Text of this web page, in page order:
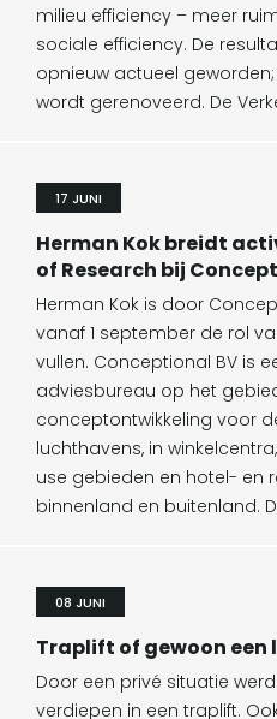
milieu efficiency – meer
sociale efficiency. De
opnieuw actueel
wordt gerenoveerd. De
17 JUNI
Herman Kok breidt
of Research bij
Herman Kok is door
vanaf 1 september de rol
vullen. Conceptional BV is
adviesbureau op het
conceptontwikkeling voor
luchthavens, in
use gebieden en hotel- en
binnenland en buitenland.
08 JUNI
Traplift of gewoon een
Door een privé situatie
verdiepen in een traplift.